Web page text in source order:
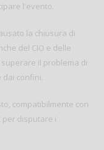
l'evento.
la chiusura di
del CIO e delle
il problema di
dai confini.
compatibilmente con
per disputare i